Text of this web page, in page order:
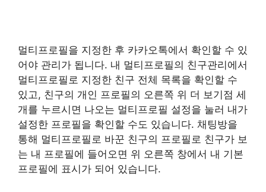
멀티프로필을 지정한 후 카카오톡에서 확인할 수 있
어야 관리가 됩니다. 내 멀티프로필의 친구관리에서
멀티프로필로 지정한 친구 전체 목록을 확인할 수
있고, 친구의 개인 프로필의 오른쪽 위 더 보기점 세
개를 누르시면 나오는 멀티프로필 설정을 눌러 내가
설정한 프로필을 확인할 수도 있습니다. 채팅방을
통해 멀티프로필로 바꾼 친구의 프로필로 친구가 보
는 내 프로필에 들어오면 위 오른쪽 창에서 내 기본
프로필에 표시가 되어 있습니다.